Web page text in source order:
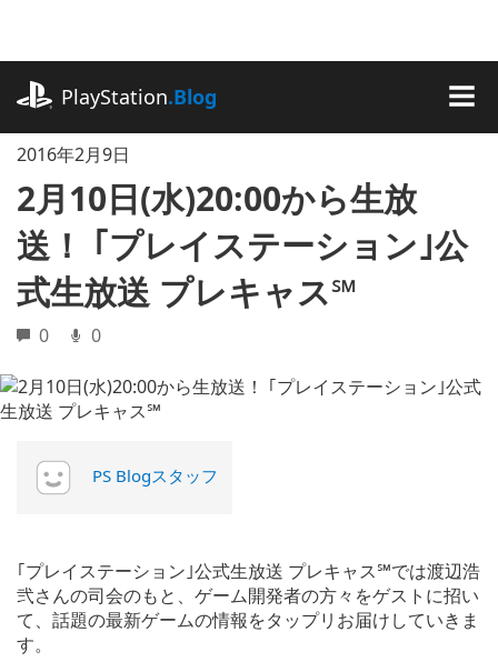
に
キ
ッ
プ
PlayStation.Blog
2016年2月9日
2月10日(水)20:00から生放
送！ ｢プレイステーション｣公
式生放送 プレキャス℠
0 0
PS Blogスタッフ
｢プレイステーション｣公式生放送 プレキャス℠では渡辺浩
弐さんの司会のもと、ゲーム開発者の方々をゲストに招い
て、話題の最新ゲームの情報をタップリお届けしていきま
す。